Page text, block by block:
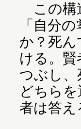
この構
「自分
か？死
ける。
つぶし
どちら
者は答え